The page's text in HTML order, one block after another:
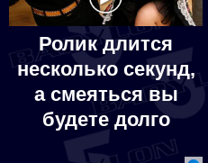
Ролик длится
несколько секунд,
а смеяться вы
будете долго